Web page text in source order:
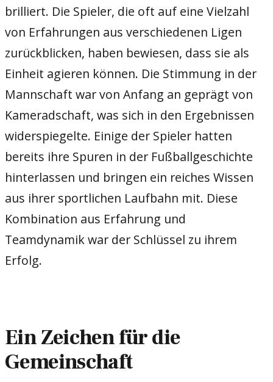
brilliert. Die Spieler, die oft auf eine Vielzahl
von Erfahrungen aus verschiedenen Ligen
zurückblicken, haben bewiesen, dass sie als
Einheit agieren können. Die Stimmung in der
Mannschaft war von Anfang an geprägt von
Kameradschaft, was sich in den Ergebnissen
widerspiegelte. Einige der Spieler hatten
bereits ihre Spuren in der Fußballgeschichte
hinterlassen und bringen ein reiches Wissen
aus ihrer sportlichen Laufbahn mit. Diese
Kombination aus Erfahrung und
Teamdynamik war der Schlüssel zu ihrem
Erfolg.
Ein Zeichen für die
Gemeinschaft